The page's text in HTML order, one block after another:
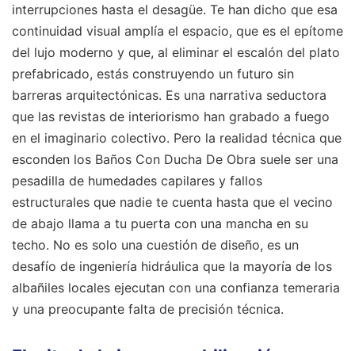
interrupciones hasta el desagüe. Te han dicho que esa
continuidad visual amplía el espacio, que es el epítome
del lujo moderno y que, al eliminar el escalón del plato
prefabricado, estás construyendo un futuro sin
barreras arquitectónicas. Es una narrativa seductora
que las revistas de interiorismo han grabado a fuego
en el imaginario colectivo. Pero la realidad técnica que
esconden los Baños Con Ducha De Obra suele ser una
pesadilla de humedades capilares y fallos
estructurales que nadie te cuenta hasta que el vecino
de abajo llama a tu puerta con una mancha en su
techo. No es solo una cuestión de diseño, es un
desafío de ingeniería hidráulica que la mayoría de los
albañiles locales ejecutan con una confianza temeraria
y una preocupante falta de precisión técnica.